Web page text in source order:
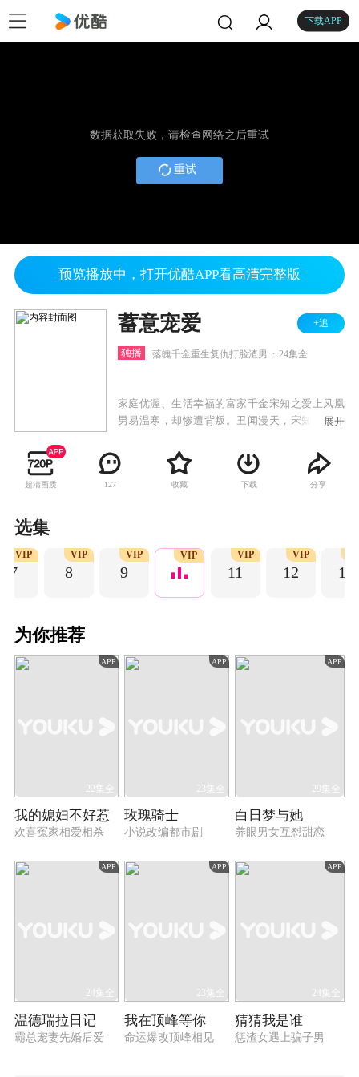
下载APP
数据获取失败，请检查网络之后重试
重试
预览播放中，打开优酷APP看高清完整版
蓄意宠爱 +追
独播 落魄千金重生复仇打脸渣男 24集全
家庭优渥、生活幸福的富家千金宋知之爱上凤凰
男易温寒，却惨遭背叛。丑闻漫天，宋知之失去
之保护亲人，报复仇敌，并与季弘企业掌权人季
白间联手，揭开隐藏多年的惊人秘密。这一次，
她定要夺回属于自己的一切！
展开
超清画质 127 收藏 下载 分享
选集
7
VIP
8
VIP
9
VIP VIP
11
VIP
12
VIP
13
为你推荐
APP
22集全
我的媳妇不好惹
欢喜冤家相爱相杀
APP
23集全
玫瑰骑士
小说改编都市剧
APP
29集全
白日梦与她
养眼男女互怼甜恋
APP
24集全
温德瑞拉日记
霸总宠妻先婚后爱
APP
23集全
我在顶峰等你
命运爆改顶峰相见
APP
24集全
猜猜我是谁
惩渣女遇上骗子男